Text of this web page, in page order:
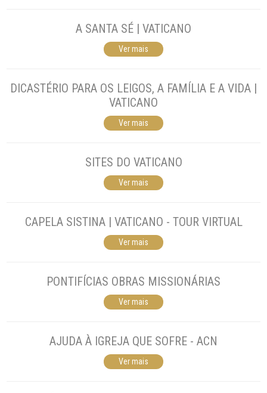
A SANTA SÉ | VATICANO
Ver mais
DICASTÉRIO PARA OS LEIGOS, A FAMÍLIA E A VIDA |
VATICANO
Ver mais
SITES DO VATICANO
Ver mais
CAPELA SISTINA | VATICANO - TOUR VIRTUAL
Ver mais
PONTIFÍCIAS OBRAS MISSIONÁRIAS
Ver mais
AJUDA À IGREJA QUE SOFRE - ACN
Ver mais